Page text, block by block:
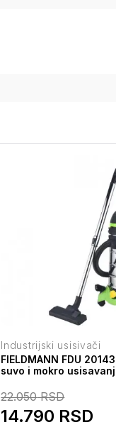
Industrijski usisivači
FIELDMANN FDU
suvo i mokro
22.050RSD
14.790 RSD